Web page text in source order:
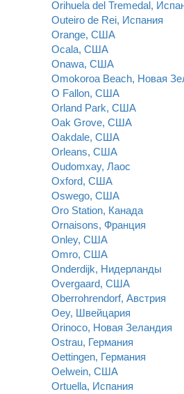
Orihuela del Tremedal,
Outeiro de Rei, Испания
Orange, США
Ocala, США
Onawa, США
Omokoroa Beach, Новая
O Fallon, США
Orland Park, США
Oak Grove, США
Oakdale, США
Orleans, США
Oudomxay, Лаос
Oxford, США
Oswego, США
Oro Station, Канада
Ornaisons, Франция
Onley, США
Omro, США
Onderdijk, Нидерланды
Overgaard, США
Oberrohrendorf, Австрия
Oey, Швейцария
Orinoco, Новая Зеландия
Ostrau, Германия
Oettingen, Германия
Oelwein, США
Ortuella, Испания